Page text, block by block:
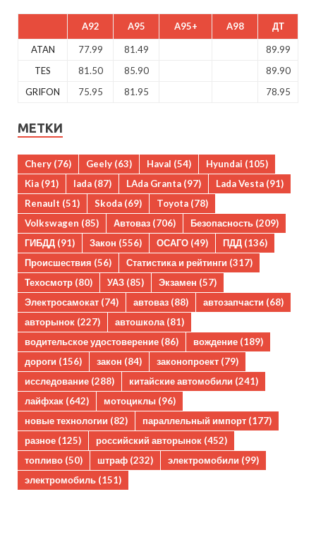
A92 A95 A95+ A98 ДТ
ATAN 77.99 81.49
89.99
TES
81.50 85.90
89.90
GRIFON
75.95 81.95 78.95
МЕТКИ
Chery (76) Geely (63) Haval (54) Hyundai (105)
Kia (91) lada (87) LAda Granta (97) Lada Vesta (91)
Renault (51) Skoda (69) Toyota (78)
Volkswagen (85) Автоваз (706) Безопасность (209)
ГИБДД (91) Закон (556) ОСАГО (49) ПДД (136)
Происшествия (56) Статистика и рейтинги (317)
Техосмотр (80) УАЗ (85) Экзамен (57)
Электросамокат (74) автоваз (88) автозапчасти (68)
авторынок (227) автошкола(81)
водительское удостоверение (86) вождение (189)
дороги (156) закон (84) законопроект (79)
исследование (288) китайские автомобили (241)
лайфхак (642) мотоциклы (96)
новые технологии (82) параллельный импорт (177)
разное (125) российский авторынок (452)
топливо (50) штраф (232) электромобили (99)
электромобиль (151)